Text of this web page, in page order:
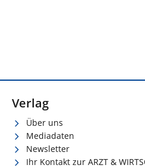
Verlag
Über uns
Mediadaten
Newsletter
Ihr Kontakt zur ARZT &